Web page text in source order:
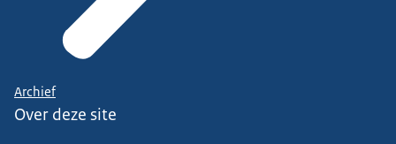
Archief
Over deze site